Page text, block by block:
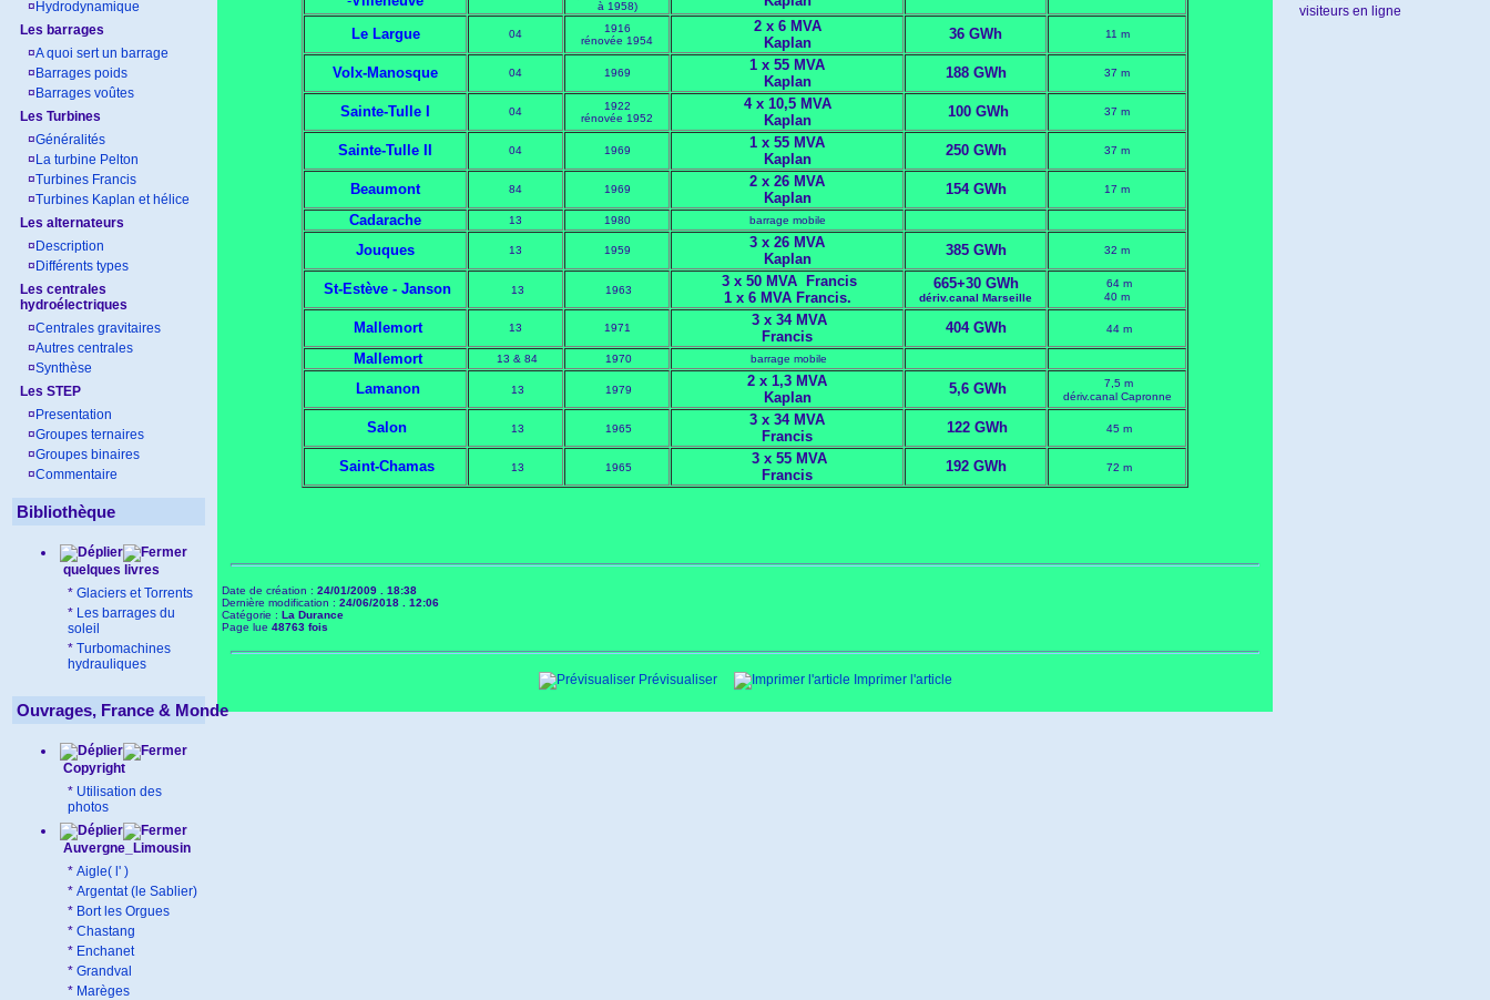
¤ Hydrodynamique
Les barrages
¤A quoi sert un barrage
¤ Barrages poids
¤ Barrages voûtes
Les Turbines
¤Généralités
¤ La turbine Pelton
¤Turbines Francis
¤Turbines Kaplan et hélice
Les alternateurs
¤ Description
¤ Différents types
Les centrales
hydroélectriques
¤Centrales gravitaires
¤Autres centrales
¤Synthèse
Les STEP
¤ Presentation
¤Groupes ternaires
¤Groupes binaires
¤Commentaire
Bibliothèque
quelques livres
* Glaciers et Torrents
* Les barrages du
soleil
* Turbomachines
hydrauliques
Ouvrages, France & Monde
Copyright
* Utilisation des
photos
Auvergne_Limousin
* Aigle( l' )
* Argentat (le Sablier)
* Bort les Orgues
* Chastang
* Enchanet
* Grandval
* Marèges
à 1958)
Le Largue 04
1916
rénovée 1954
2 x 6 MVA
Kaplan
36 GWh 11 m
Volx-Manosque 04 1969
1 x 55 MVA
Kaplan
188 GWh 37 m
Sainte-Tulle I 04
1922
rénovée 1952
4 x 10,5 MVA
Kaplan
100 GWh 37 m
Sainte-Tulle II 04 1969
1 x 55 MVA
Kaplan
250 GWh 37 m
Beaumont 84 1969
2 x 26 MVA
Kaplan
154 GWh 17 m
Cadarache 13 1980 barrage mobile
Jouques 13 1959
3 x 26 MVA
Kaplan
385 GWh 32 m
St-Estève - Janson 13 1963
3 x 50 MVA Francis
1 x 6 MVA Francis.
665+30 GWh
dériv.canal Marseille
64 m
40 m
Mallemort 13 1971
3 x 34 MVA
Francis
404 GWh 44 m
Mallemort 13 & 84 1970 barrage mobile
Lamanon 13 1979
2 x 1,3 MVA
Kaplan
5,6 GWh
7,5 m
dériv.canal Capronne
Salon 13 1965
3 x 34 MVA
Francis
122 GWh 45 m
Saint-Chamas 13 1965
3 x 55 MVA
Francis
192 GWh 72 m
Date de création : 24/01/2009 . 18:38
Dernière modification : 24/06/2018 . 12:06
Catégorie : La Durance
Page lue 48763 fois
Prévisualiser Imprimer l'article
visiteurs en ligne